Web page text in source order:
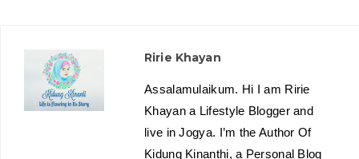
Ririe Khayan
Assalamulaikum. Hi I am Ririe
Khayan a Lifestyle Blogger and
live in Jogya. I’m the Author Of
Kidung Kinanthi, a Personal Blog